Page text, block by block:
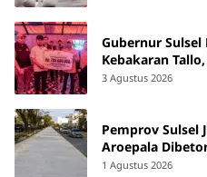
Gubernur
Kebakaran
Juta
3 Agustus 2026
Pemprov Sulsel
Aroepala
1 Agustus 2026